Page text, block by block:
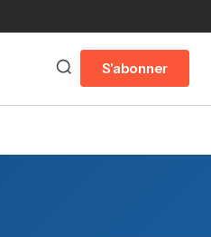
S'abonner